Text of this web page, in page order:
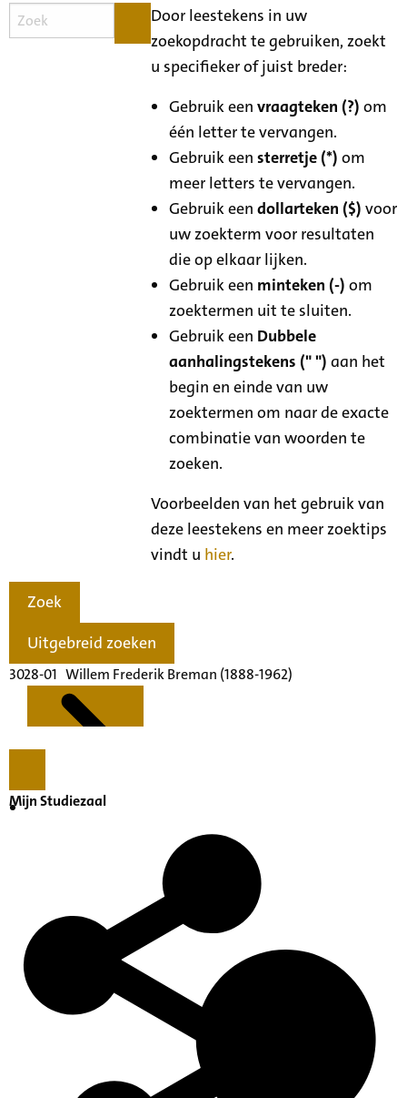
Door leestekens in uw
zoekopdracht te gebruiken, zoekt
u specifieker of juist breder:
Gebruik eenvraagteken (?) om
één letter te vervangen.
Gebruik eensterretje (*) om
meer letters te vervangen.
Gebruik eendollarteken ($) voor
uw zoekterm voor resultaten
die op elkaar lijken.
Gebruik een minteken (-) om
zoektermen uit te sluiten.
Gebruik een Dubbele
aanhalingstekens (" ") aan het
begin en einde van uw
zoektermen om naar de exacte
combinatie van woorden te
zoeken.
Voorbeelden van het gebruik van
deze leestekens en meer zoektips
vindt u hier.
Zoek
Uitgebreid zoeken
3028-01 Willem Frederik Breman (1888-1962)
Mijn Studiezaal